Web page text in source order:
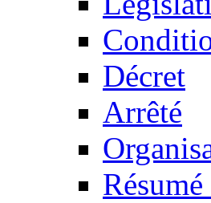
Décret
Arrêté